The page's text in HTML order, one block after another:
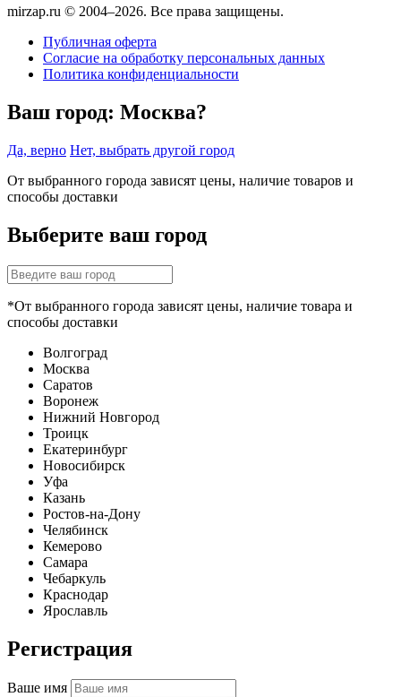
mirzap.ru © 2004–2026. Все права защищены.
Публичная оферта
Согласие на обработку персональных данных
Политика конфиденциальности
Ваш город: Москва?
Да, верно Нет, выбрать другой город
От выбранного города зависят цены, наличие товаров и
способы доставки
Выберите ваш город
*От выбранного города зависят цены, наличие товара и
способы доставки
Волгоград
Москва
Саратов
Воронеж
Нижний Новгород
Троицк
Екатеринбург
Новосибирск
Уфа
Казань
Ростов-на-Дону
Челябинск
Кемерово
Самара
Чебаркуль
Краснодар
Ярославль
Регистрация
Ваше имя